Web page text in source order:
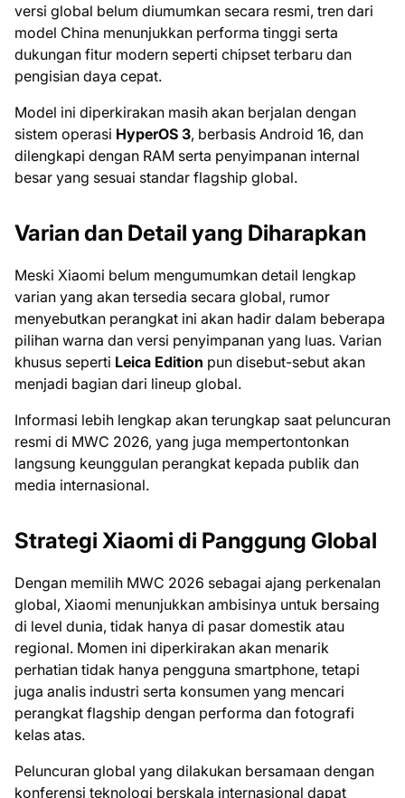
versi global belum diumumkan secara resmi, tren dari
model China menunjukkan performa tinggi serta
dukungan fitur modern seperti chipset terbaru dan
pengisian daya cepat.
Model ini diperkirakan masih akan berjalan dengan
sistem operasi HyperOS 3, berbasis Android 16, dan
dilengkapi dengan RAM serta penyimpanan internal
besar yang sesuai standar flagship global.
Varian dan Detail yang Diharapkan
Meski Xiaomi belum mengumumkan detail lengkap
varian yang akan tersedia secara global, rumor
menyebutkan perangkat ini akan hadir dalam beberapa
pilihan warna dan versi penyimpanan yang luas. Varian
khusus seperti Leica Edition pun disebut-sebut akan
menjadi bagian dari lineup global.
Informasi lebih lengkap akan terungkap saat peluncuran
resmi di MWC 2026, yang juga mempertontonkan
langsung keunggulan perangkat kepada publik dan
media internasional.
Strategi Xiaomi di Panggung Global
Dengan memilih MWC 2026 sebagai ajang perkenalan
global, Xiaomi menunjukkan ambisinya untuk bersaing
di level dunia, tidak hanya di pasar domestik atau
regional. Momen ini diperkirakan akan menarik
perhatian tidak hanya pengguna smartphone, tetapi
juga analis industri serta konsumen yang mencari
perangkat flagship dengan performa dan fotografi
kelas atas.
Peluncuran global yang dilakukan bersamaan dengan
konferensi teknologi berskala internasional dapat